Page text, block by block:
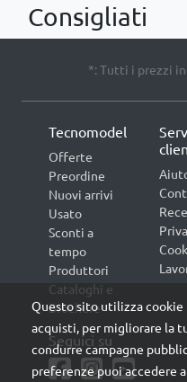
Consigliati
*: Tutti i prezzi
Tecnomodel
Offerte
Preordine
Nuovi arrivi
Usato
Sconti a
tempo
Produttori
Cataloghi e
Brochure
Seguici su
Questo sito utilizza
acquisti, per migliorare la
condurre campagne
preferenze puoi accedere